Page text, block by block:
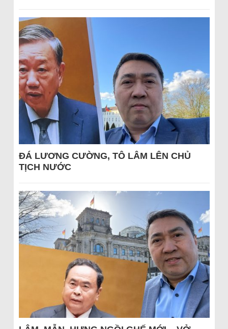
ĐÁ LƯƠNG CƯỜNG, TÔ LÂM LÊN CHỦ
TỊCH NƯỚC